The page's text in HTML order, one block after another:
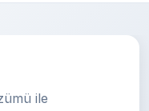
ile